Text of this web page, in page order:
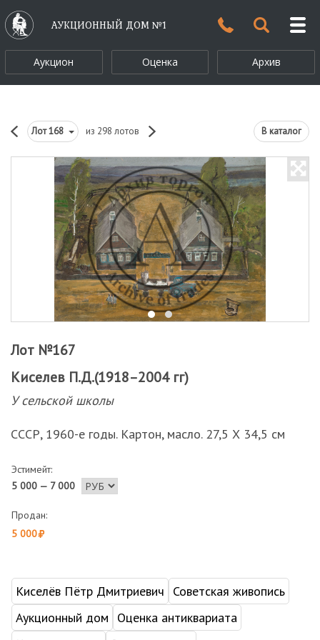
АУКЦИОННЫЙ ДОМ №1
Аукцион Оценка Архив
Лот168 из 298 лотов В каталог
Лот №167
Киселев П.Д.(1918–2004 гг)
У сельской школы
СССР, 1960-е годы. Картон, масло. 27,5 Х 34,5 см
Эстимейт:
5 000 — 7 000
Продан:
5 000
Киселёв Пётр Дмитриевич
Советская живопись
Аукционный дом
Оценка антиквариата